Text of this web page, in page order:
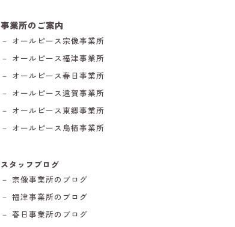
事業所のご案内
－ オールピース宗像事業所
－ オールピース福津事業所
－ オールピース春日事業所
－ オールピース遠賀事業所
－ オールピース東郷事業所
－ オールピース鳥栖事業所
スタッフブログ
－ 宗像事業所のブログ
－ 福津事業所のブログ
－ 春日事業所のブログ